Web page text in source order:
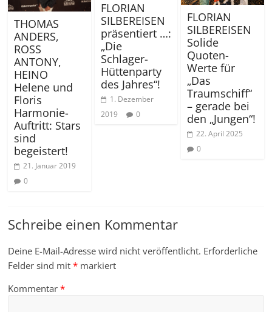
THOMAS
ANDERS,
ROSS
ANTONY,
HEINO
Helene und
Floris
Harmonie-
Auftritt: Stars
sind
begeistert!
21. Januar 2019
0
FLORIAN
SILBEREISEN
präsentiert …:
„Die
Schlager-
Hüttenparty
des Jahres“!
1. Dezember
2019
0
FLORIAN
SILBEREISEN
Solide
Quoten-
Werte für
„Das
Traumschiff“
– gerade bei
den „Jungen“!
22. April 2025
0
Schreibe einen Kommentar
Deine E-Mail-Adresse wird nicht veröffentlicht. Erforderliche
Felder sind mit* markiert
Kommentar*